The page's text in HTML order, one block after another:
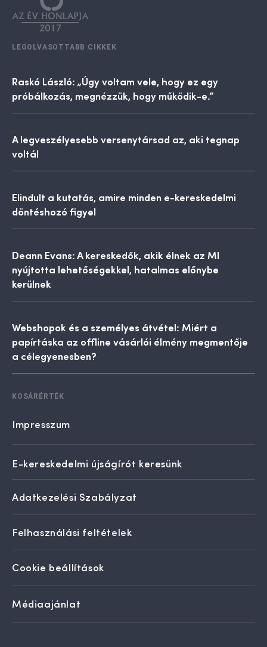
LEGOLVASOTTABB CIKKEK
Raskó László: „Úgy voltam vele, hogy ez egy
próbálkozás, megnézzük, hogy működik-e.”
A legveszélyesebb versenytársad az, aki tegnap
voltál
Elindult a kutatás, amire minden e-kereskedelmi
döntéshozó figyel
Deann Evans: A kereskedők, akik élnek az MI
nyújtotta lehetőségekkel, hatalmas előnybe
kerülnek
Webshopok és a személyes átvétel: Miért a
papírtáska az offline vásárlói élmény megmentője
a célegyenesben?
KOSÁRÉRTÉK
Impresszum
E-kereskedelmi újságírót keresünk
Adatkezelési Szabályzat
Felhasználási feltételek
Cookie beállítások
Médiaajánlat